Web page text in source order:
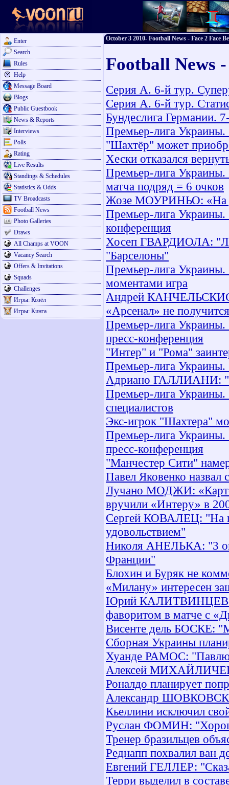
Enter
Search
Rules
Help
Message Board
Blogs
Public Guestbook
News & Reports
Interviews
Polls
Rating
Live Results
Standings & Schedules
Statistics & Odds
TV Broadcasts
Football News
Photo Galleries
Draws
All Champs at VOON
Vacancy Search
Offers & Invitations
Squads
Challenges
Игры: Козёл
Игры: Кинга
October 3 2010- Football News - Face 2 Face
Football News
Серия А. 6-й тур.
Серия А. 6-й тур.
Бундеслига Германии.
Премьер-лига Украины.
"Шахтёр" может
Хески отказался
Премьер-лига
матча подряд = 6 очков
Жозе МОУРИНЬО: «На
Премьер-лига
конференция
Хосеп ГВАРДИОЛА:
"Барселоны"
Премьер-лига
моментами игра
Андрей КАНЧЕЛЬСКИС:
«Арсенал» не
Премьер-лига
пресс-конференция
"Интер" и "Рома"
Премьер-лига
Адриано ГАЛЛИАНИ:
Премьер-лига
специалистов
Экс-игрок "Шахтера"
Премьер-лига
пресс-конференция
"Манчестер Сити"
Павел Яковенко назвал
Лучано МОДЖИ:
вручили «Интеру» в
Сергей КОВАЛЕЦ: "На
удовольствием"
Николя АНЕЛЬКА: "3
Франции"
Блохин и Буряк не
«Милану» интересен
Юрий КАЛИТВИНЦЕВ:
фаворитом в матче с
Висенте дель БОСКЕ:
Сборная Украины
Хуанде РАМОС:
Алексей
Роналдо планирует
Александр
Кьеллини исключил
Руслан ФОМИН:
Тренер бразильцев
Реднапп похвалил ван
Евгений ГЕЛЛЕР:
Терри выделил в